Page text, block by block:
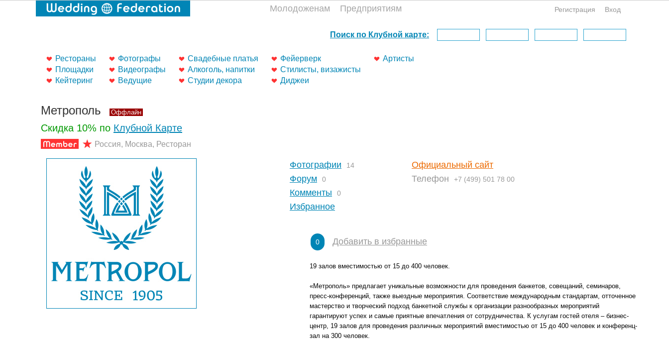
Молодоженам Предприятиям Регистрация Вход
Рестораны
Площадки
Кейтеринг
Фотографы
Видеографы
Ведущие
Свадебные платья
Алкоголь, напитки
Студии декора
Фейерверк
Стилисты, визажисты
Диджеи
Артисты
Метрополь Оффлайн
Скидка 10% по Клубной Карте
Россия, Москва, Ресторан
Фотографии 14
Форум 0
Комменты 0
Избранное
Официальный сайт
Телефон
+7 (499) 501 78 00
0 Добавить в избранные
19 залов вместимостью от 15 до 400 человек.
«Метрополь» предлагает уникальные возможности для проведения банкетов, совещаний, семинаров,
пресс-конференций, также выездные мероприятия. Соответствие международным стандартам, отточенное
мастерство и творческий подход банкетной службы к организации разнообразных мероприятий
гарантируют успех и самые приятные впечатления от сотрудничества. К услугам гостей отеля – бизнес-
центр, 19 залов для проведения различных мероприятий вместимостью от 15 до 400 человек и конференц-
зал на 300 человек.